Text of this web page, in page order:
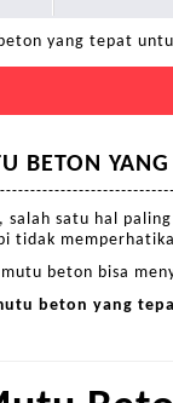
yang tepat
BETON
salah satu hal
tidak
beton bisa
beton yang